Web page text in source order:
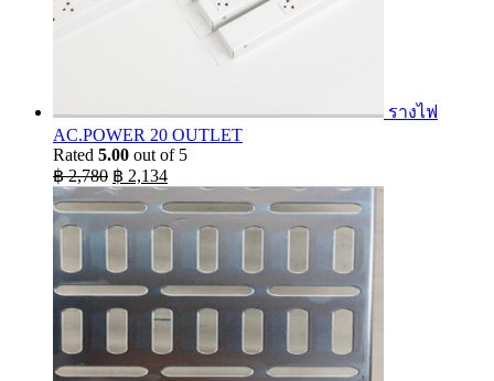
รางไฟ
AC.POWER 20 OUTLET
Rated 5.00 out of 5
฿2,780 Original
price
was:
฿ 2,780.
฿ 2,134Current
price
is:
฿ 2,134.